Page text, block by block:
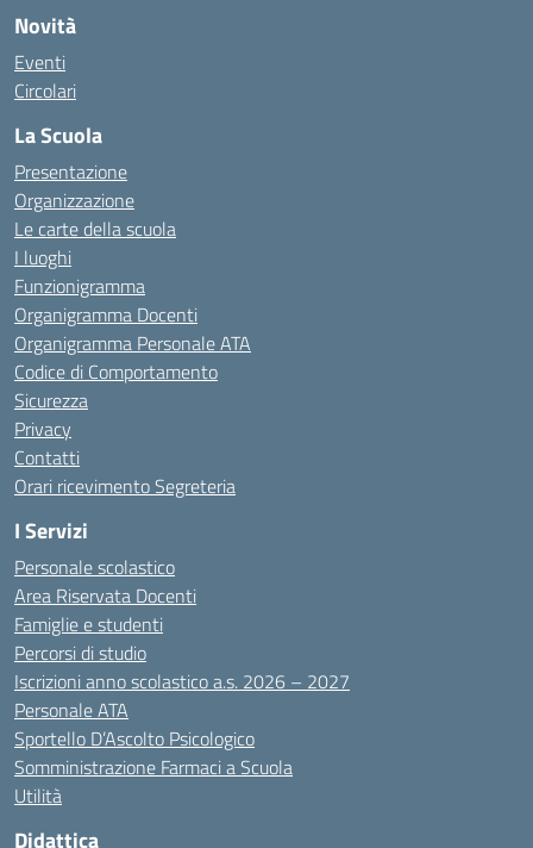
Novità
Eventi
Circolari
La Scuola
Presentazione
Organizzazione
Le carte della scuola
I luoghi
Funzionigramma
Organigramma Docenti
Organigramma Personale ATA
Codice di Comportamento
Sicurezza
Privacy
Contatti
Orari ricevimento Segreteria
I Servizi
Personale scolastico
Area Riservata Docenti
Famiglie e studenti
Percorsi di studio
Iscrizioni anno scolastico a.s. 2026 – 2027
Personale ATA
Sportello D’Ascolto Psicologico
Somministrazione Farmaci a Scuola
Utilità
Didattica